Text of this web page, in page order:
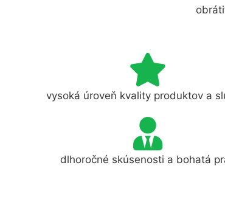
vysoká úroveň kvality produktov a
dlhoročné skúsenosti a bohatá